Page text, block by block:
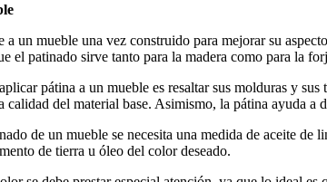
a un mueble una vez construido para mejorar su
el patinado sirve tanto para la madera como para la
pátina a un mueble es resaltar sus molduras y
calidad del material base. Asimismo, la pátina ayuda
de un mueble se necesita una medida de aceite
de tierra u óleo del color deseado.